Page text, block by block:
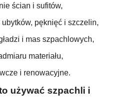
ścian i sufitów,
ubytków, pęknięć i szczelin,
i mas szpachlowych,
materiału,
i renowacyjne.
używać szpachli i